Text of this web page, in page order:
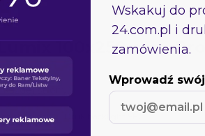
100x250 cm -
strony.
narzędzi Druk backlight SEG
Wskakuj do
24.com.pl i
zamówienia.
Wprowadź